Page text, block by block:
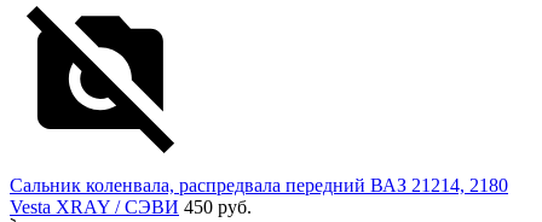
Сальник коленвала, распредвала передний ВАЗ 21214, 2180
Vesta XRAY / СЭВИ 450 руб.